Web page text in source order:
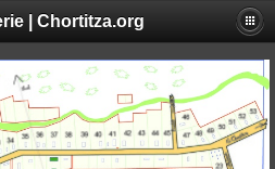
| Chortitza.org